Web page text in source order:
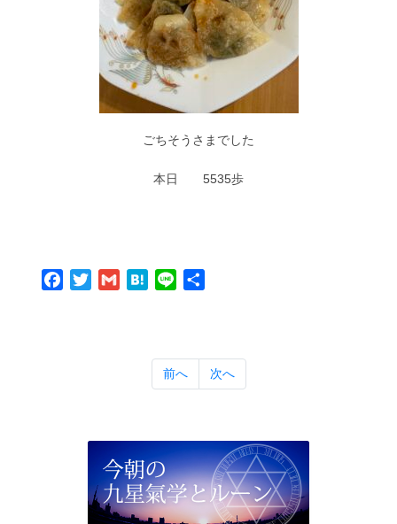
ごちそうさまでした
本日 5535歩
Facebook
TwitterGmail Hatena
Line
前へ 次へ